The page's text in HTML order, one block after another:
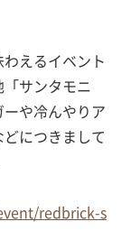
えるイベント
サンタモニ
や冷んやりア
につきまして
redbrick-s